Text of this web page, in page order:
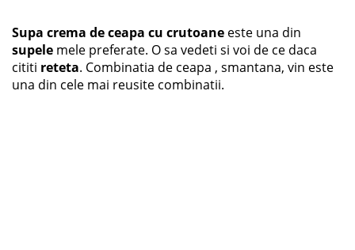
Supa crema de ceapa cu crutoane este una din
supele mele preferate. O sa vedeti si voi de ce daca
cititi reteta. Combinatia de ceapa , smantana, vin este
una din cele mai reusite combinatii.